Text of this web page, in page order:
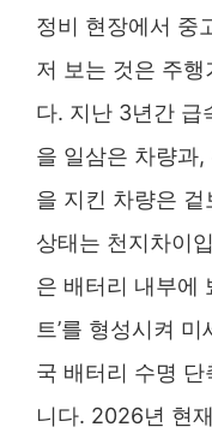
정비 현장에서 중
저 보는 것은 주행
다. 지난 3년간 급
을 일삼은 차량과
을 지킨 차량은
상태는 천지차이
은 배터리 내부에
트’를 형성시켜
국 배터리 수명
니다. 2026년 현